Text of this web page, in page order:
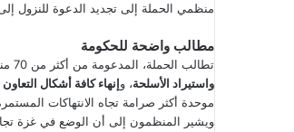
منظمي الحملة إلى تجديد الدعوة للنزول
مطالب واضحة للحكومة
تطالب الحملة، المدعومة من أكثر من 70 منظمة محلية ودولية، بفرض
واستيراد الأسلحة، وإنهاء كافة أشكال
موحدة أكثر صرامة تجاه الانتهاكات
ويشير المنظمون إلى أن الوضع في غزة